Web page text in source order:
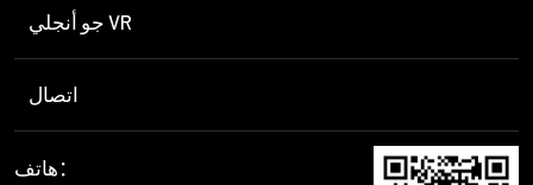
جو أنجلي VR
اتصال
هاتف：